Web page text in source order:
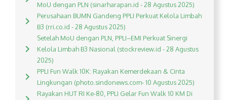
MoU dengan PLN (sinarharapan.id - 28 Agustus 2025)
Perusahaan BUMN Gandeng PPLI Perkuat Kelola Limbah
B3 (rri.co.id - 28 Agustus 2025)
Setelah MoU dengan PLN, PPLI–EMI Perkuat Sinergi
Kelola Limbah B3 Nasional (stockreview.id - 28 Agustus
2025)
PPLI Fun Walk 10K: Rayakan Kemerdekaan & Cinta
Lingkungan (photo.sindonews.com- 10 Agustus 2025)
Rayakan HUT RI Ke-80, PPLI Gelar Fun Walk 10 KM Di